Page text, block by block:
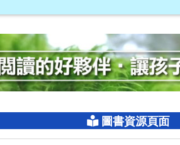
圖書資源頁面